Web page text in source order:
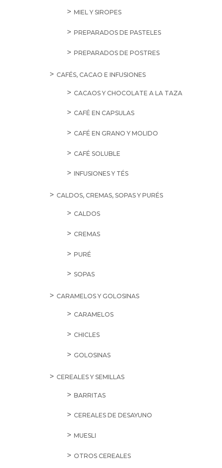
MIEL Y SIROPES
PREPARADOS DE PASTELES
PREPARADOS DE POSTRES
CAFÉS, CACAO E INFUSIONES
CACAOS Y CHOCOLATE A LA TAZA
CAFÉ EN CAPSULAS
CAFÉ EN GRANO Y MOLIDO
CAFÉ SOLUBLE
INFUSIONES Y TÉS
CALDOS, CREMAS, SOPAS Y PURÉS
CALDOS
CREMAS
PURÉ
SOPAS
CARAMELOS Y GOLOSINAS
CARAMELOS
CHICLES
GOLOSINAS
CEREALES Y SEMILLAS
BARRITAS
CEREALES DE DESAYUNO
MUESLI
OTROS CEREALES